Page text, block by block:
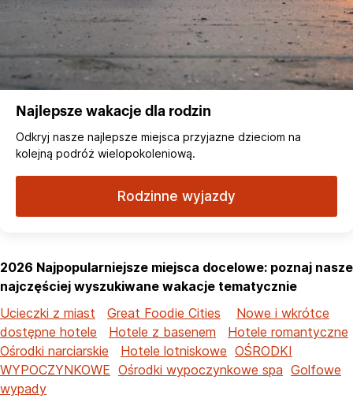
Najlepsze wakacje dla rodzin
Odkryj nasze najlepsze miejsca przyjazne dzieciom na
kolejną podróż wielopokoleniową.
Rodzinne wyjazdy
2026 Najpopularniejsze miejsca docelowe: poznaj nasze
najczęściej wyszukiwane wakacje tematycznie
Ucieczki z miast
Great Foodie Cities
Nowe i wkrótce
dostępne hotele
Hotele z basenem
Hotele romantyczne
Ośrodki narciarskie
Hotele lotniskowe OŚRODKI
WYPOCZYNKOWE Ośrodki wypoczynkowe spa Golfowe
wypady